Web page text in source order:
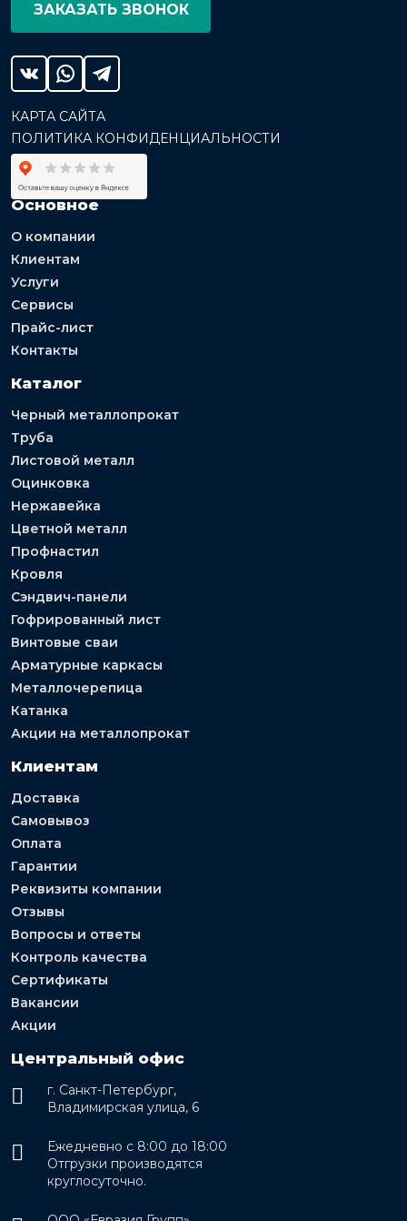
ЗАКАЗАТЬ ЗВОНОК
КАРТА САЙТА
ПОЛИТИКА КОНФИДЕНЦИАЛЬНОСТИ
Основное
О компании
Клиентам
Услуги
Сервисы
Прайс-лист
Контакты
Каталог
Черный металлопрокат
Труба
Листовой металл
Оцинковка
Нержавейка
Цветной металл
Профнастил
Кровля
Сэндвич-панели
Гофрированный лист
Винтовые сваи
Арматурные каркасы
Металлочерепица
Катанка
Акции на металлопрокат
Клиентам
Доставка
Самовывоз
Оплата
Гарантии
Реквизиты компании
Отзывы
Вопросы и ответы
Контроль качества
Сертификаты
Вакансии
Акции
Центральный офис
г. Санкт-Петербург,
Владимирская улица, 6
Ежедневно с 8:00 до 18:00
Отгрузки производятся
круглосуточно.